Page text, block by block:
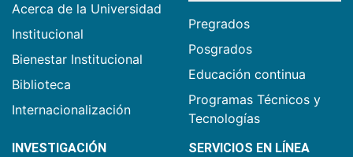
Acerca de la Universidad
Institucional
Bienestar Institucional
Biblioteca
Internacionalización
Pregrados
Posgrados
Educación continua
Programas Técnicos y
Tecnologías
INVESTIGACIÓN SERVICIOS EN LÍNEA